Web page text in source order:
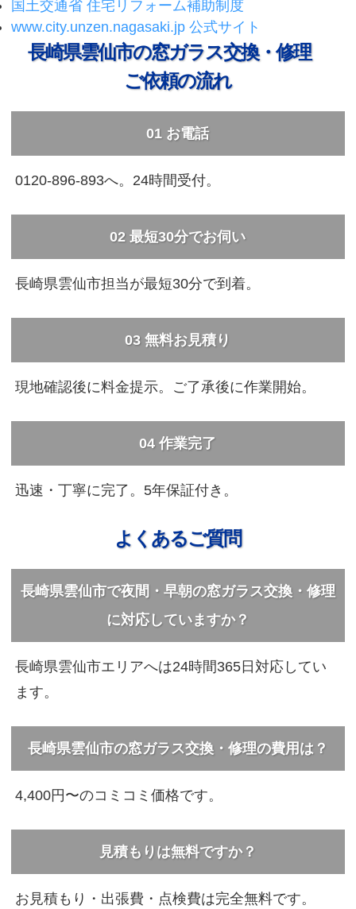
国土交通省 住宅リフォーム補助制度
www.city.unzen.nagasaki.jp 公式サイト
長崎県雲仙市の窓ガラス交換・修理
ご依頼の流れ
01 お電話
0120-896-893へ。24時間受付。
02 最短30分でお伺い
長崎県雲仙市担当が最短30分で到着。
03 無料お見積り
現地確認後に料金提示。ご了承後に作業開始。
04 作業完了
迅速・丁寧に完了。5年保証付き。
よくあるご質問
長崎県雲仙市で夜間・早朝の窓ガラス交換・修理
に対応していますか？
長崎県雲仙市エリアへは24時間365日対応してい
ます。
長崎県雲仙市の窓ガラス交換・修理の費用は？
4,400円〜のコミコミ価格です。
見積もりは無料ですか？
お見積もり・出張費・点検費は完全無料です。